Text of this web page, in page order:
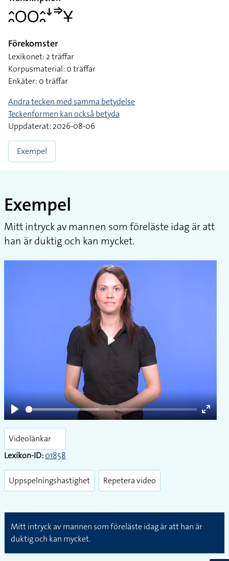
􌤵􌥘􌥆􌥆􌤵􌥘􌦄􌦆􌥃
Förekomster
Lexikonet: 2 träffar
Korpusmaterial: 0 träffar
Enkäter: 0 träffar
Andra tecken med samma betydelse
Teckenformen kan också betyda
Uppdaterat: 2026-08-06
Exempel
Exempel
Mitt intryck av mannen som föreläste idag är att
han är duktig och kan mycket.
Play
Enter
Videolänkar
Lexikon-ID:01858
Uppspelningshastighet Repetera video
Mitt intryck av mannen som föreläste idag är att han är
duktig och kan mycket.